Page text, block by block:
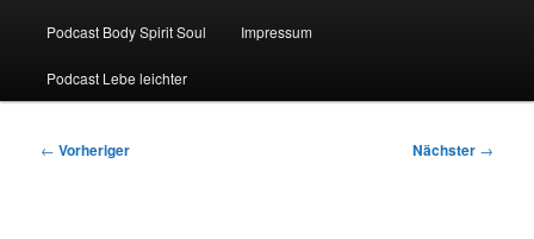
Podcast Body Spirit Soul Impressum
Podcast Lebe leichter
Beitragsnavigation
← Vorheriger Nächster →